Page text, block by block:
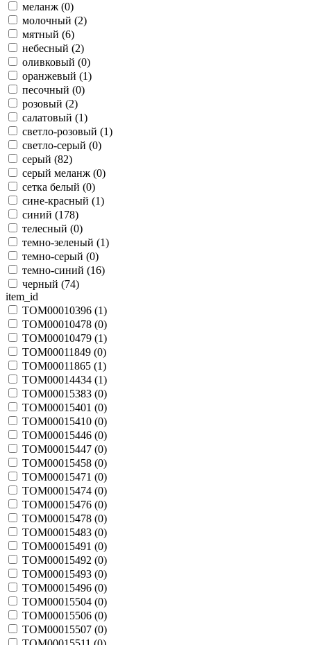
меланж (0)
молочный (2)
мятный (6)
небесный (2)
оливковый (0)
оранжевый (1)
песочный (0)
розовый (2)
салатовый (1)
светло-розовый (1)
светло-серый (0)
серый (82)
серый меланж (0)
сетка белый (0)
сине-красный (1)
синий (178)
телесный (0)
темно-зеленый (1)
темно-серый (0)
темно-синий (16)
черный (74)
item_id
TOM00010396 (1)
TOM00010478 (0)
TOM00010479 (1)
TOM00011849 (0)
TOM00011865 (1)
TOM00014434 (1)
TOM00015383 (0)
TOM00015401 (0)
TOM00015410 (0)
TOM00015446 (0)
TOM00015447 (0)
TOM00015458 (0)
TOM00015471 (0)
TOM00015474 (0)
TOM00015476 (0)
TOM00015478 (0)
TOM00015483 (0)
TOM00015491 (0)
TOM00015492 (0)
TOM00015493 (0)
TOM00015496 (0)
TOM00015504 (0)
TOM00015506 (0)
TOM00015507 (0)